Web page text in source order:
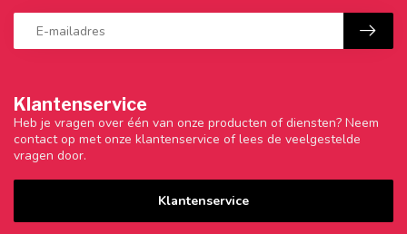
Klantenservice
Heb je vragen over één van onze producten of diensten? Neem
contact op met onze klantenservice of lees de veelgestelde
vragen door.
Klantenservice